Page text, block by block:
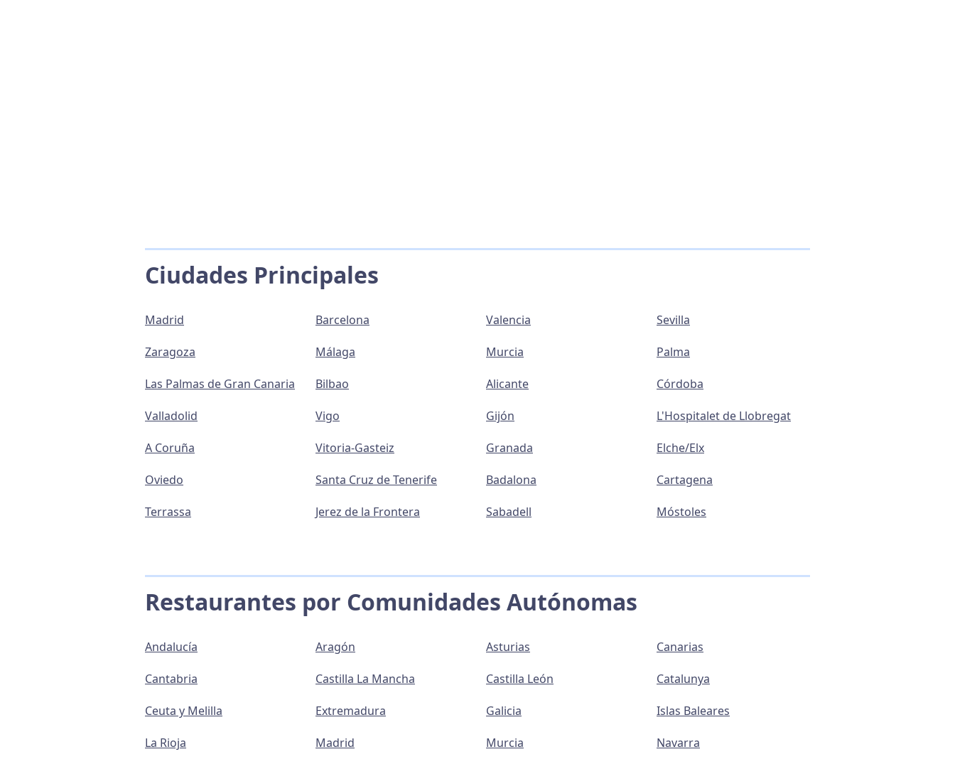
Ciudades Principales
Madrid Barcelona Valencia Sevilla
Zaragoza Málaga Murcia Palma
Las Palmas de Gran Canaria Bilbao Alicante Córdoba
Valladolid Vigo Gijón L'Hospitalet de Llobregat
A Coruña Vitoria-Gasteiz Granada Elche/Elx
Oviedo Santa Cruz de Tenerife Badalona Cartagena
Terrassa Jerez de la Frontera Sabadell Móstoles
Restaurantes por Comunidades Autónomas
Andalucía Aragón Asturias Canarias
Cantabria Castilla La Mancha Castilla León Catalunya
Ceuta y Melilla Extremadura Galicia Islas Baleares
La Rioja Madrid Murcia Navarra